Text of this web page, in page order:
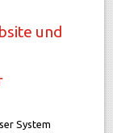
und
System